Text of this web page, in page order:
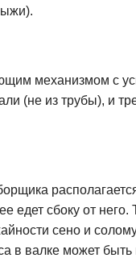
механизмом с
(не из трубы), и
едет сбоку от
сено и
валке может быть